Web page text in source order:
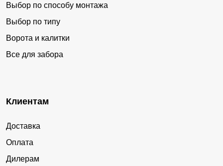
Выбор по способу монтажа
Выбор по типу
Ворота и калитки
Все для забора
Клиентам
Доставка
Оплата
Дилерам